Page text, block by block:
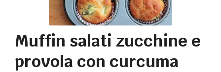
Muffin salati zucchine e
provola con curcuma